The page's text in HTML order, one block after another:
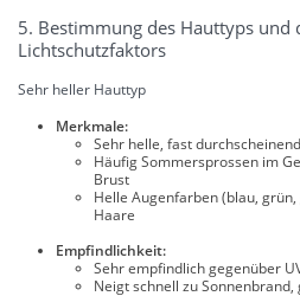
5. Bestimmung des Hauttyps und
Lichtschutzfaktors
Sehr heller Hauttyp
Merkmale:
Sehr helle, fast
Häufig Sommersprossen im
Brust
Helle Augenfarben (blau,
Haare
Empfindlichkeit:
Sehr empfindlich gegenüber
Neigt schnell zu